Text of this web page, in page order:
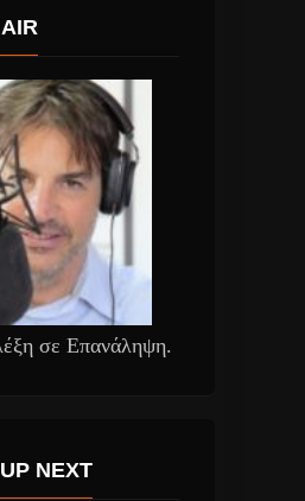
σε Επανάληψη.
NEXT